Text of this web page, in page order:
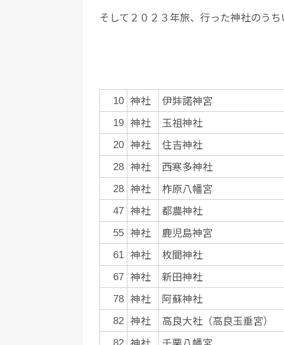
そして２０２３年旅、行った神社のう
10 神社 伊弉諾神宮
19 神社 玉祖神社
20 神社 住吉神社
28 神社 西寒多神社
28 神社 柞原八幡宮
47 神社 都農神社
55 神社 鹿児島神宮
61 神社 枚聞神社
67 神社 新田神社
78 神社 阿蘇神社
82 神社 高良大社（高良玉垂宮）